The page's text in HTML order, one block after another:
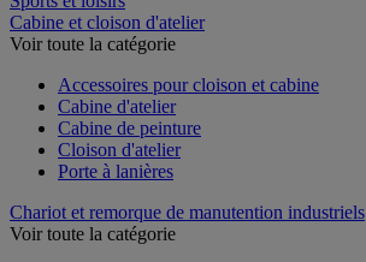
Cabine et cloison d'atelier
Voir toute la catégorie
Accessoires pour cloison et cabine
Cabine d'atelier
Cabine de peinture
Cloison d'atelier
Porte à lanières
Chariot et remorque de manutention industriels
Voir toute la catégorie